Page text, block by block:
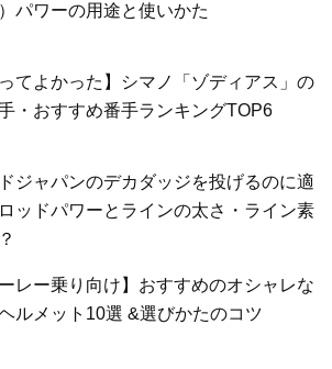
パワーの用途と使いかた
ってよかった】シマノ「ゾディアス」の
・おすすめ番手ランキングTOP6
ジャパンのデカダッジを投げるのに適
ッドパワーとラインの太さ・ライン素
ーレー乗り向け】おすすめのオシャレな
ルメット10選 &選びかたのコツ